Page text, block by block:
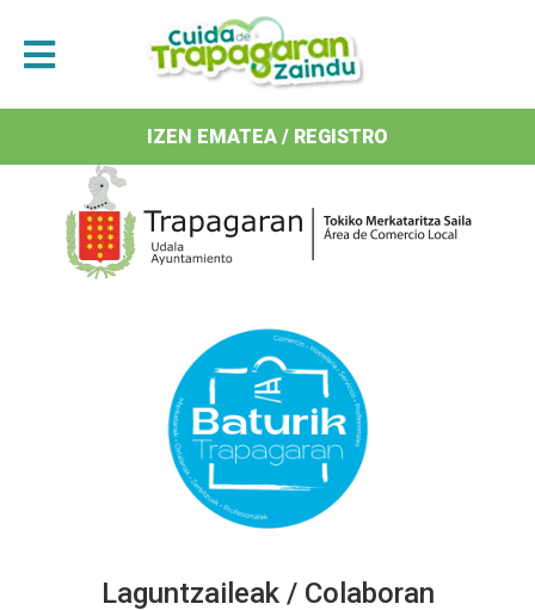
Antolatzaileak / Organizan
Laguntzaileak / Colaboran
IZEN EMATEA / REGISTRO